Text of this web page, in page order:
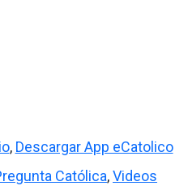
, Descargar App eCatolico
Católica,Videos